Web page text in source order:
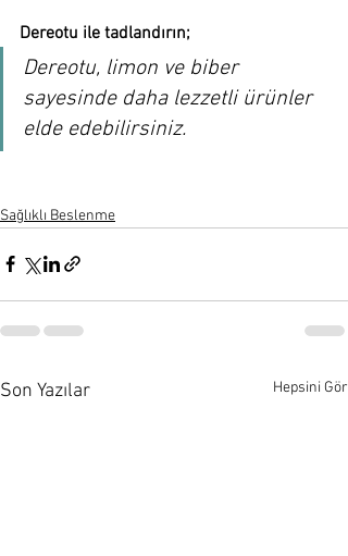
Dereotu ile tadlandırın;
Dereotu, limon ve biber
sayesinde daha lezzetli ürünler
elde edebilirsiniz.
Sağlıklı Beslenme
Son Yazılar Hepsini Gör